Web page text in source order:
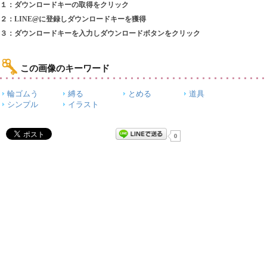
１：ダウンロードキーの取得をクリック
２：LINE@に登録しダウンロードキーを獲得
３：ダウンロードキーを入力しダウンロードボタンをクリック
この画像のキーワード
輪ゴムう 縛る とめる
道具
シンプル
イラスト
0